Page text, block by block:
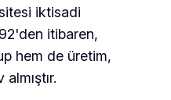
iktisadi
itibaren,
hem de üretim,